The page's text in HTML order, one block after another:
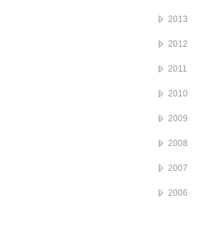
2013
2012
2011
2010
2009
2008
2007
2006